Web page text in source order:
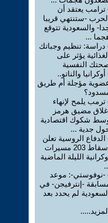
ترامب يعتقد أن
-ستنتهي قريبا
والسعودية تتوقع
...
دراسة: تنظيم وجباتك
يؤثر على
النفسية
أوكرانيا والناتو..
مؤجلة أم طريق
ترمب يلمح لإنهاء
مضيق هرمز
شكوك اقتصادية
جدية ...
الدفاع الروسية تعلن
إسقاط 203 مسيرات
الليلة الماضية
-نوفوستي-: موعد
-إنترفيجن- في
لم يحدد بعد